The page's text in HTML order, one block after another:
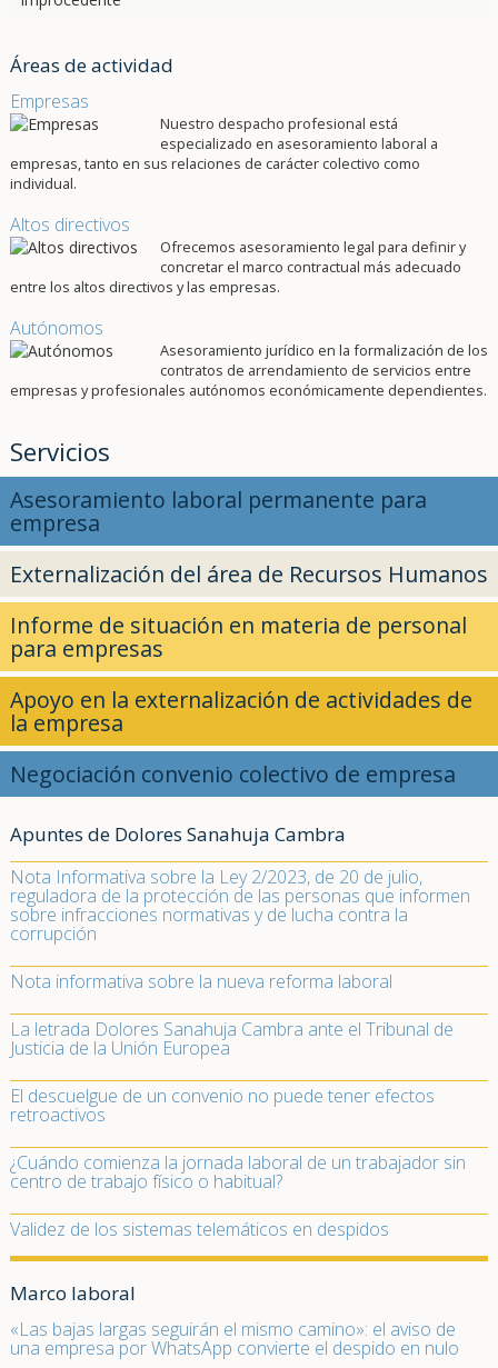
Áreas de actividad
Empresas
Nuestro despacho profesional está
especializado en asesoramiento laboral a
empresas, tanto en sus relaciones de carácter colectivo como
individual.
Altos directivos
Ofrecemos asesoramiento legal para definir y
concretar el marco contractual más adecuado
entre los altos directivos y las empresas.
Autónomos
Asesoramiento jurídico en la formalización de los
contratos de arrendamiento de servicios entre
empresas y profesionales autónomos económicamente dependientes.
Servicios
Asesoramiento laboral permanente para
empresa
Externalización del área de Recursos Humanos
Informe de situación en materia de personal
para empresas
Apoyo en la externalización de actividades de
la empresa
Negociación convenio colectivo de empresa
Apuntes de Dolores Sanahuja Cambra
Nota Informativa sobre la Ley 2/2023, de 20 de julio,
reguladora de la protección de las personas que informen
sobre infracciones normativas y de lucha contra la
corrupción
Nota informativa sobre la nueva reforma laboral
La letrada Dolores Sanahuja Cambra ante el Tribunal de
Justicia de la Unión Europea
El descuelgue de un convenio no puede tener efectos
retroactivos
¿Cuándo comienza la jornada laboral de un trabajador sin
centro de trabajo físico o habitual?
Validez de los sistemas telemáticos en despidos
Marco laboral
«Las bajas largas seguirán el mismo camino»: el aviso de
una empresa por WhatsApp convierte el despido en nulo